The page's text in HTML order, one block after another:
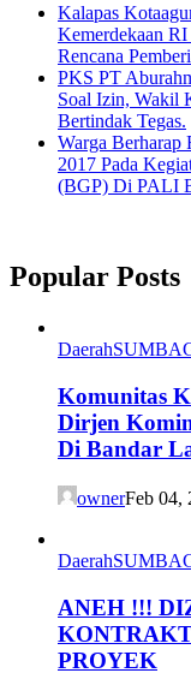
Kalapas
Kemerdekaan RI
Rencana
PKS PT
Soal Izin, Wakil
Bertindak Tegas.
Warga Berharap
2017 Pada
(BGP) Di PALI
Popular Posts
Daerah
Komunitas
Dirjen
Di Bandar
ownerFeb 04,
Daerah
ANEH !!!
PROYEK